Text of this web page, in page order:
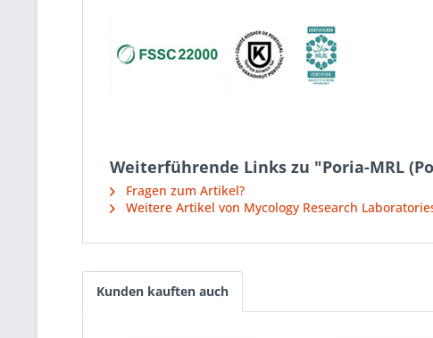
Weiterführende Links zu "Poria-MRL
Fragen zum Artikel?
Weitere Artikel von Mycology Research
Kunden kauften auch